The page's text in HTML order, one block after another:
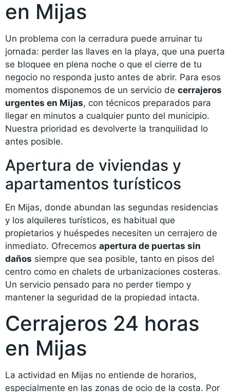
en Mijas
Un problema con la cerradura puede arruinar tu
jornada: perder las llaves en la playa, que una puerta
se bloquee en plena noche o que el cierre de tu
negocio no responda justo antes de abrir. Para esos
momentos disponemos de un servicio de cerrajeros
urgentes en Mijas, con técnicos preparados para
llegar en minutos a cualquier punto del municipio.
Nuestra prioridad es devolverte la tranquilidad lo
antes posible.
Apertura de viviendas y
apartamentos turísticos
En Mijas, donde abundan las segundas residencias
y los alquileres turísticos, es habitual que
propietarios y huéspedes necesiten un cerrajero de
inmediato. Ofrecemos apertura de puertas sin
daños siempre que sea posible, tanto en pisos del
centro como en chalets de urbanizaciones costeras.
Un servicio pensado para no perder tiempo y
mantener la seguridad de la propiedad intacta.
Cerrajeros 24 horas
en Mijas
La actividad en Mijas no entiende de horarios,
especialmente en las zonas de ocio de la costa. Por